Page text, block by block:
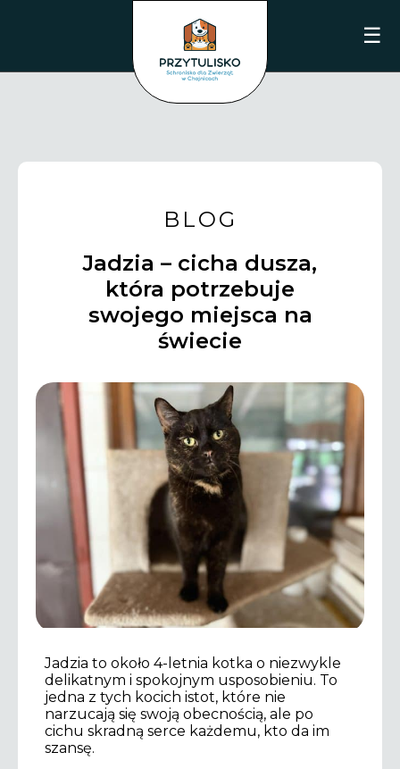
☰
BLOG
Jadzia – cicha dusza,
która potrzebuje
swojego miejsca na
świecie
Jadzia to około 4-letnia kotka o niezwykle
delikatnym i spokojnym usposobieniu. To
jedna z tych kocich istot, które nie
narzucają się swoją obecnością, ale po
cichu skradną serce każdemu, kto da im
szansę.